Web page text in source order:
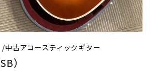
古アコースティックギター
）